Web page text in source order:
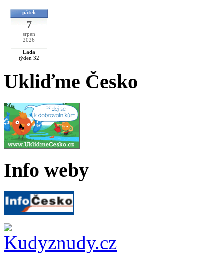
pátek
7
srpen
2026
Lada
týden 32
Ukliďme Česko
Info weby